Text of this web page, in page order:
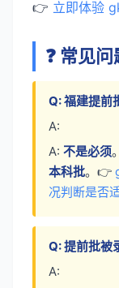
👉 立即体验
❓ 常见问
Q: 福建提前
A:
A: 不是必须
本科批。👉
况判断是否
Q: 提前批被
A: